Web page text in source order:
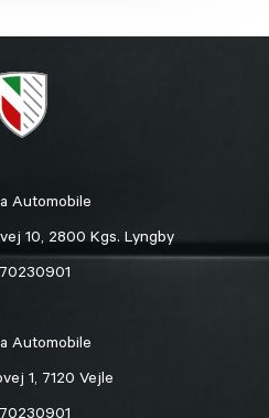
Automobile
10, 2800 Kgs. Lyngby
70230901
Automobile
1, 7120 Vejle